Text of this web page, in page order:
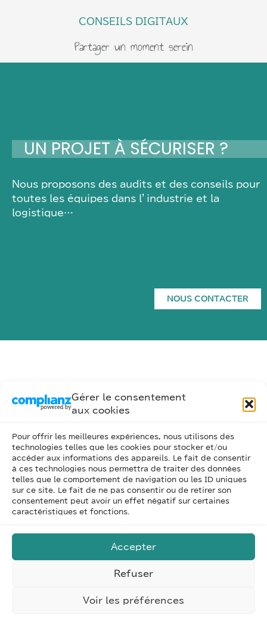
Gérer le consentement
aux cookies
Pour offrir les meilleures expériences, nous utilisons des
technologies telles que les cookies pour stocker et/ou
accéder aux informations des appareils. Le fait de consentir
à ces technologies nous permettra de traiter des données
telles que le comportement de navigation ou les ID uniques
sur ce site. Le fait de ne pas consentir ou de retirer son
consentement peut avoir un effet négatif sur certaines
caractéristiques et fonctions.
Accepter
Refuser
Voir les préférences
CONSEILS DIGITAUX
Partager un moment serein
UN PROJET À SÉCURISER ?
Nous proposons des audits et des conseils pour
toutes les équipes dans l’industrie et la
logistique…
NOUS CONTACTER